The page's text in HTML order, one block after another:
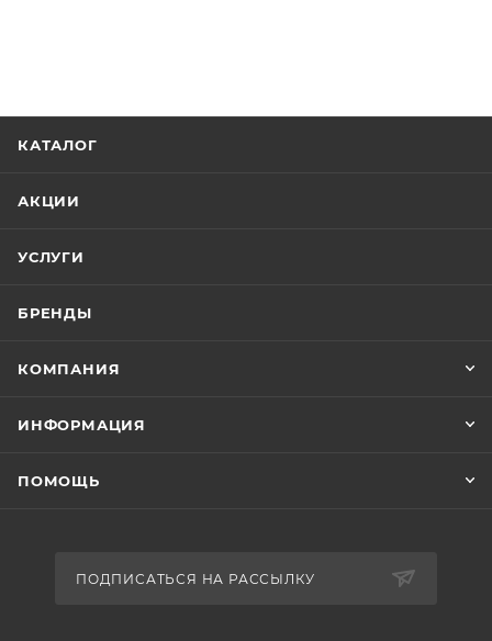
КАТАЛОГ
АКЦИИ
УСЛУГИ
БРЕНДЫ
КОМПАНИЯ
ИНФОРМАЦИЯ
ПОМОЩЬ
ПОДПИСАТЬСЯ НА РАССЫЛКУ